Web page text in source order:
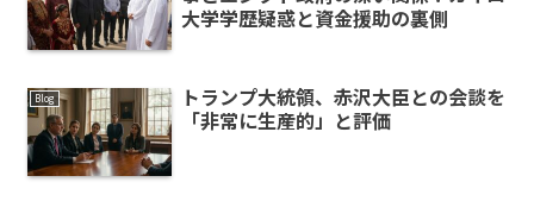
大学学歴疑惑と資金援助の裏側
Blog
トランプ大統領、赤沢大臣との会談を
「非常に生産的」と評価